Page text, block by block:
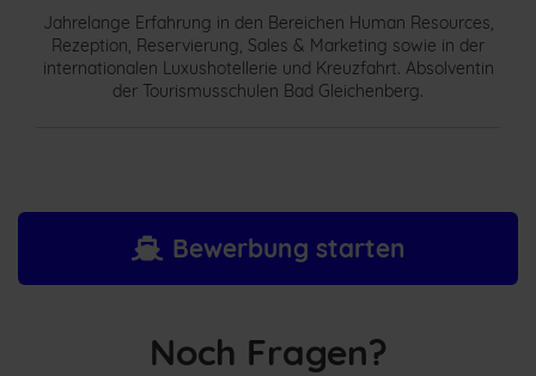
Jahrelange Erfahrung in den Bereichen Human Resources,
Rezeption, Reservierung, Sales & Marketing sowie in der
internationalen Luxushotellerie und Kreuzfahrt. Absolventin
der Tourismusschulen Bad Gleichenberg.
Bewerbung starten
Noch Fragen?